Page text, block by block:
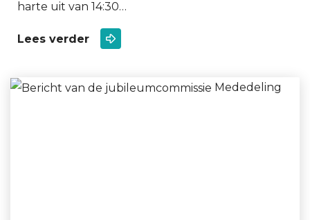
harte uit van 14:30…
Lees verder
Mededeling